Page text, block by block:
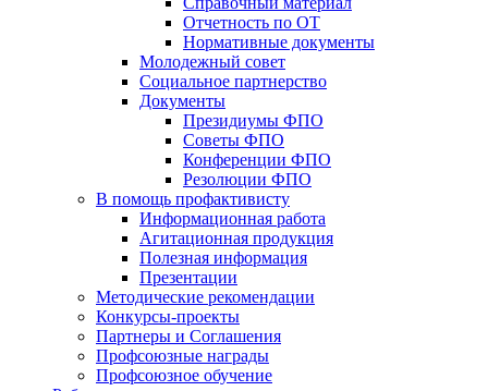
Отчетность по ОТ
Нормативные документы
Молодежный совет
Социальное партнерство
Документы
Президиумы ФПО
Советы ФПО
Конференции ФПО
Резолюции ФПО
В помощь профактивисту
Информационная работа
Агитационная продукция
Полезная информация
Презентации
Методические рекомендации
Конкурсы-проекты
Партнеры и Соглашения
Профсоюзные награды
Профсоюзное обучение